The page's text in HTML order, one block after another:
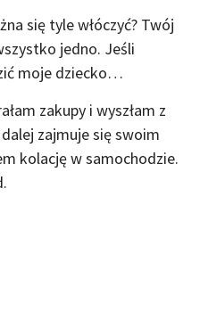
się tyle włóczyć? Twój
jedno. Jeśli
moje dziecko…
zakupy i wyszłam z
zajmuje się swoim
kolację w samochodzie.